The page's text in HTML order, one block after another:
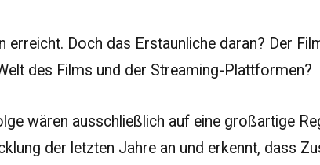
erreicht. Doch das Erstaunliche daran? Der
des Films und der Streaming-Plattformen?
wären ausschließlich auf eine großartige
der letzten Jahre an und erkennt, dass